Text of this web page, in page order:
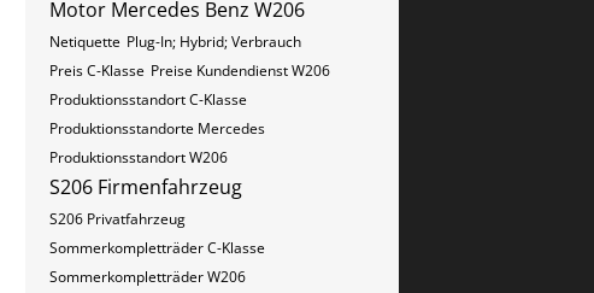
Motor Mercedes Benz W206
Netiquette Plug-In; Hybrid; Verbrauch
Preis C-Klasse Preise Kundendienst W206
Produktionsstandort C-Klasse
Produktionsstandorte Mercedes
Produktionsstandort W206
S206 Firmenfahrzeug
S206 Privatfahrzeug
Sommerkompletträder C-Klasse
Sommerkompletträder W206